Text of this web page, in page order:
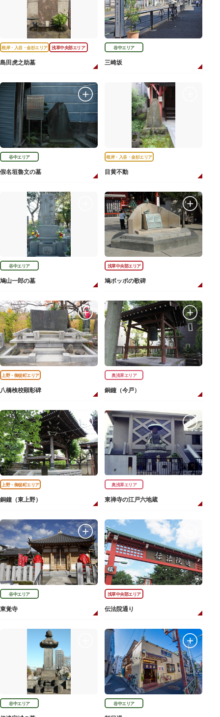
根岸・入谷・金杉エリア 浅草中央部エリア
島田虎之助墓
谷中エリア
三崎坂
谷中エリア
假名垣魯文の墓
根岸・入谷・金杉エリア
目黄不動
谷中エリア
鳩山一郎の墓
浅草中央部エリア
鳩ポッポの歌碑
上野・御徒町エリア
八橋検校顕彰碑
奥浅草エリア
銅鐘（今戸）
上野・御徒町エリア
銅鐘（東上野）
奥浅草エリア
東禅寺の江戸六地蔵
谷中エリア
東覚寺
浅草中央部エリア
伝法院通り
谷中エリア 谷中エリア